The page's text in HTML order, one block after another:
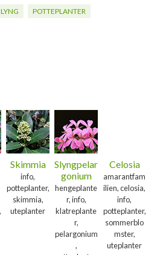
LYNG POTTEPLANTER
Skimmia
info,
potteplanter,
skimmia,
uteplanter
Slyngpelar
gonium
hengeplante
r, info,
klatreplante
r,
pelargonium
,
Celosia
amarantfam
ilien, celosia,
info,
potteplanter,
sommerblo
mster,
uteplanter